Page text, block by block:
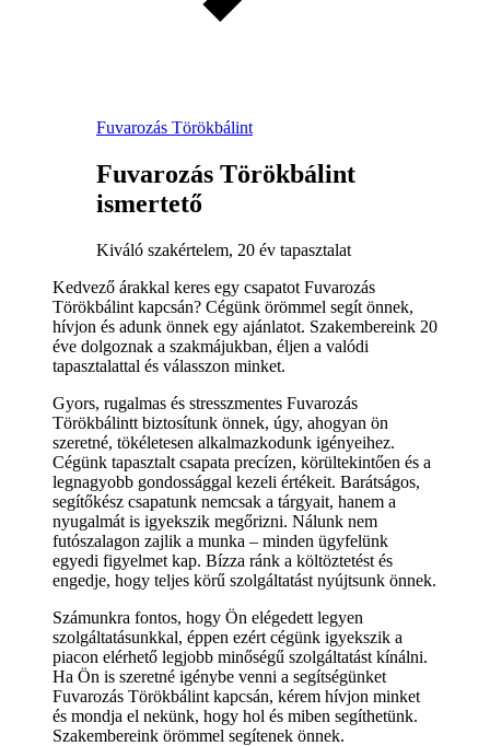
Fuvarozás Törökbálint
Fuvarozás Törökbálint
ismertető
Kiváló szakértelem, 20 év tapasztalat
Kedvező árakkal keres egy csapatot Fuvarozás
Törökbálint kapcsán? Cégünk örömmel segít önnek,
hívjon és adunk önnek egy ajánlatot. Szakembereink 20
éve dolgoznak a szakmájukban, éljen a valódi
tapasztalattal és válasszon minket.
Gyors, rugalmas és stresszmentes Fuvarozás
Törökbálintt biztosítunk önnek, úgy, ahogyan ön
szeretné, tökéletesen alkalmazkodunk igényeihez.
Cégünk tapasztalt csapata precízen, körültekintően és a
legnagyobb gondossággal kezeli értékeit. Barátságos,
segítőkész csapatunk nemcsak a tárgyait, hanem a
nyugalmát is igyekszik megőrizni. Nálunk nem
futószalagon zajlik a munka – minden ügyfelünk
egyedi figyelmet kap. Bízza ránk a költöztetést és
engedje, hogy teljes körű szolgáltatást nyújtsunk önnek.
Számunkra fontos, hogy Ön elégedett legyen
szolgáltatásunkkal, éppen ezért cégünk igyekszik a
piacon elérhető legjobb minőségű szolgáltatást kínálni.
Ha Ön is szeretné igénybe venni a segítségünket
Fuvarozás Törökbálint kapcsán, kérem hívjon minket
és mondja el nekünk, hogy hol és miben segíthetünk.
Szakembereink örömmel segítenek önnek.